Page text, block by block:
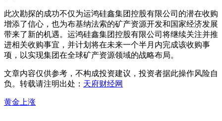
此次勘探的成功不仅为运鸿硅鑫集团控股有限公司的潜在收购
增添了信心，也为布基纳法索的矿产资源开发和国家经济发展
带来了新的机遇。运鸿硅鑫集团控股有限公司将继续关注并推
进相关收购事宜，并计划将在未来一个半月内完成该收购事
项，以实现集团在全球矿产资源领域的战略布局。
文章内容仅供参考，不构成投资建议，投资者据此操作风险自
负。转载请注明出处： 天府财经网
黄金上涨